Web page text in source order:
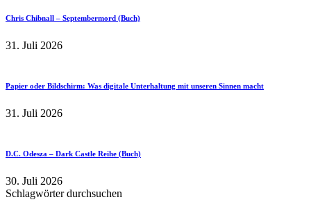
Chris Chibnall – Septembermord (Buch)
31. Juli 2026
Papier oder Bildschirm: Was digitale Unterhaltung mit unseren Sinnen macht
31. Juli 2026
D.C. Odesza – Dark Castle Reihe (Buch)
30. Juli 2026
Schlagwörter durchsuchen